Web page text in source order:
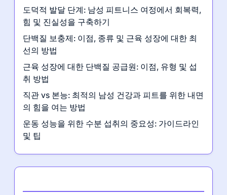
도덕적 발달 단계: 남성 피트니스 여정에서 회복력,
힘 및 진실성을 구축하기
단백질 보충제: 이점, 종류 및 근육 성장에 대한 최
선의 방법
근육 성장에 대한 단백질 공급원: 이점, 유형 및 섭
취 방법
직관 vs 본능: 최적의 남성 건강과 피트를 위한 내면
의 힘을 여는 방법
운동 성능을 위한 수분 섭취의 중요성: 가이드라인
및 팁